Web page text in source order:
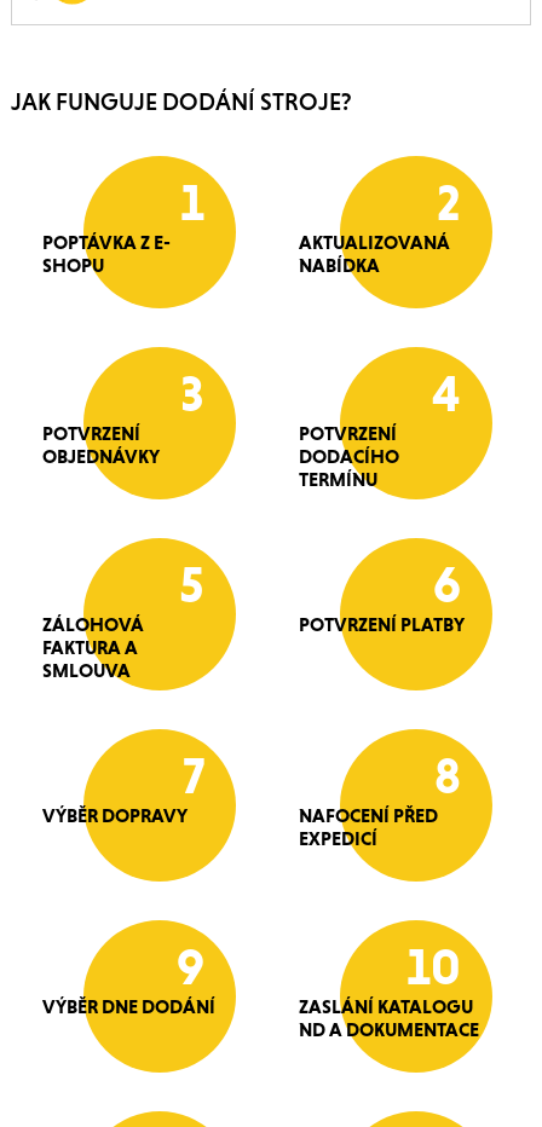
JAK FUNGUJE DODÁNÍ STROJE?
1
POPTÁVKA Z E-
SHOPU
2
AKTUALIZOVANÁ
NABÍDKA
3
POTVRZENÍ
OBJEDNÁVKY
4
POTVRZENÍ
DODACÍHO
TERMÍNU
5
ZÁLOHOVÁ
FAKTURA A
SMLOUVA
6
POTVRZENÍ PLATBY
7
VÝBĚR DOPRAVY
8
NAFOCENÍ PŘED
EXPEDICÍ
9
VÝBĚR DNE DODÁNÍ
10
ZASLÁNÍ KATALOGU
ND A DOKUMENTACE